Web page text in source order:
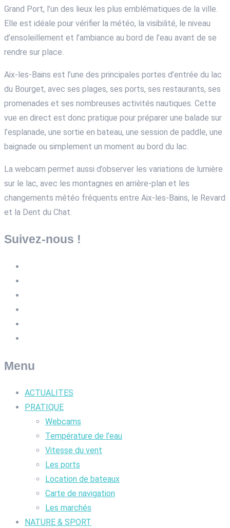
Grand Port, l’un des lieux les plus emblématiques de la ville.
Elle est idéale pour vérifier la météo, la visibilité, le niveau
d’ensoleillement et l’ambiance au bord de l’eau avant de se
rendre sur place.
Aix-les-Bains est l’une des principales portes d’entrée du lac
du Bourget, avec ses plages, ses ports, ses restaurants, ses
promenades et ses nombreuses activités nautiques. Cette
vue en direct est donc pratique pour préparer une balade sur
l’esplanade, une sortie en bateau, une session de paddle, une
baignade ou simplement un moment au bord du lac.
La webcam permet aussi d’observer les variations de lumière
sur le lac, avec les montagnes en arrière-plan et les
changements météo fréquents entre Aix-les-Bains, le Revard
et la Dent du Chat.
Suivez-nous !
Menu
ACTUALITES
PRATIQUE
Webcams
Température de l’eau
Vitesse du vent
Les ports
Location de bateaux
Carte de navigation
Les marchés
NATURE & SPORT